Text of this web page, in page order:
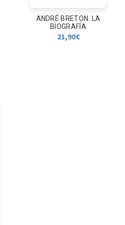
ANDRÉ BRETON. LA
BIOGRAFÍA
21,90€